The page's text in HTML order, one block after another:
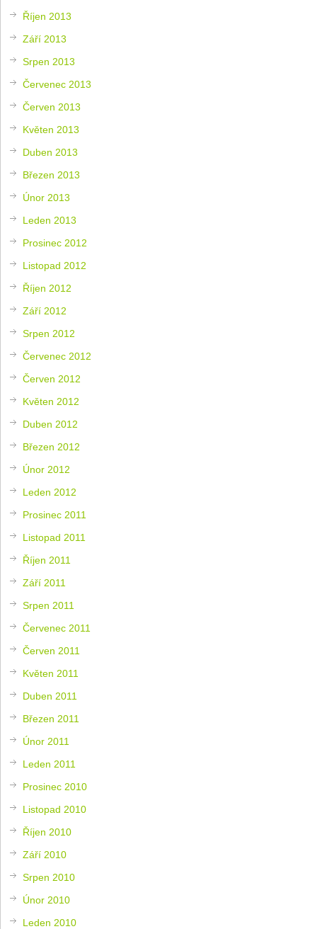
Říjen 2013
Září 2013
Srpen 2013
Červenec 2013
Červen 2013
Květen 2013
Duben 2013
Březen 2013
Únor 2013
Leden 2013
Prosinec 2012
Listopad 2012
Říjen 2012
Září 2012
Srpen 2012
Červenec 2012
Červen 2012
Květen 2012
Duben 2012
Březen 2012
Únor 2012
Leden 2012
Prosinec 2011
Listopad 2011
Říjen 2011
Září 2011
Srpen 2011
Červenec 2011
Červen 2011
Květen 2011
Duben 2011
Březen 2011
Únor 2011
Leden 2011
Prosinec 2010
Listopad 2010
Říjen 2010
Září 2010
Srpen 2010
Únor 2010
Leden 2010